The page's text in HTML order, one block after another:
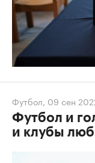
Футбол, 09 сен
Футбол и
и клубы